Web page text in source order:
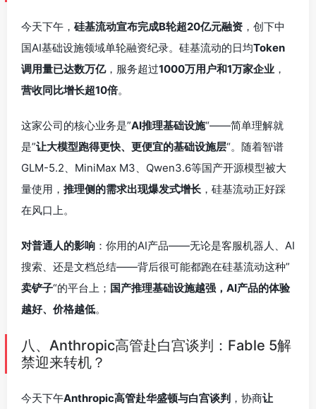
今天下午， 硅基流动宣布完成B轮超20亿元融资 ，创下中
国AI基础设施领域单轮融资纪录。硅基流动的日均Token
调用量已达数万亿，服务超过1000万用户和1万家企业 ，
营收同比增长超10倍。
这家公司的核心业务是”AI推理基础设施“——简单理解就
是”让大模型跑得更快、更便宜的基础设施层“。随着智谱
GLM-5.2、MiniMax M3、Qwen3.6等国产开源模型被大
量使用， 推理侧的需求出现爆发式增长 ，硅基流动正好踩
在风口上。
对普通人的影响 ：你用的AI产品——无论是客服机器人、AI
搜索、还是文档总结——背后很可能都跑在硅基流动这种”
卖铲子“的平台上； 国产推理基础设施越强，AI产品的体验
越好、价格越低。
八、Anthropic高管赴白宫谈判：Fable 5解
禁迎来转机？
今天下午Anthropic高管赴华盛顿与白宫谈判 ，协商让